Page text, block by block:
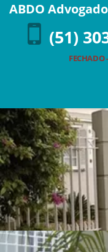
ABDO
(51)
FECHADO -